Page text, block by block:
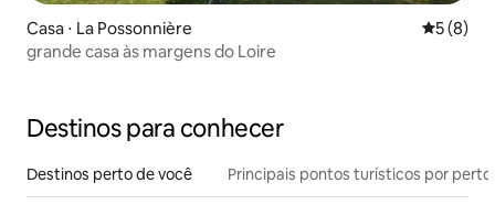
Casa ⋅ La Possonnière 5 de
5 (8)
grande casa às margens do Loire
Destinos para conhecer
Destinos perto de você Principais pontos turísticos por perto